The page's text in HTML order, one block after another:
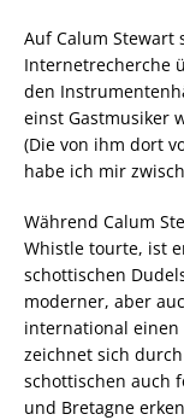
Auf Calum
Internetrecherche
den
einst Gastmusiker
(Die von ihm dort
habe ich mir
Während Calum
Whistle tourte, ist
schottischen
moderner, aber
international einen
zeichnet sich
schottischen auch
und Bretagne